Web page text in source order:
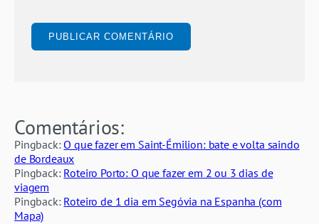
Comentários:
Pingback:O que fazer em Saint-Émilion: bate e volta saindo
de Bordeaux
Pingback: Roteiro Porto: O que fazer em 2 ou 3 dias de
viagem
Pingback: Roteiro de 1 dia em Segóvia na Espanha (com
Mapa)